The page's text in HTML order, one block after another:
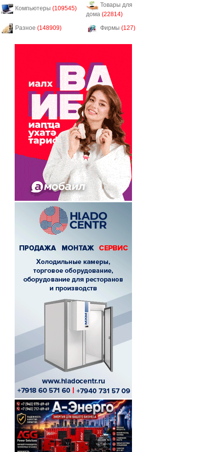
Компьютеры (109545)
Товары для
дома (22814)
Разное (148909) Фирмы (127)